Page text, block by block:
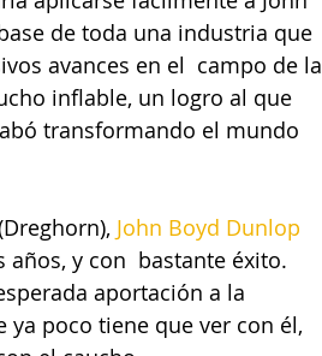
de toda una industria que
avances en el  campo de la
inflable, un logro al que
transformando el mundo
John Boyd Dunlop
y con  bastante éxito.
aportación a la
poco tiene que ver con él,